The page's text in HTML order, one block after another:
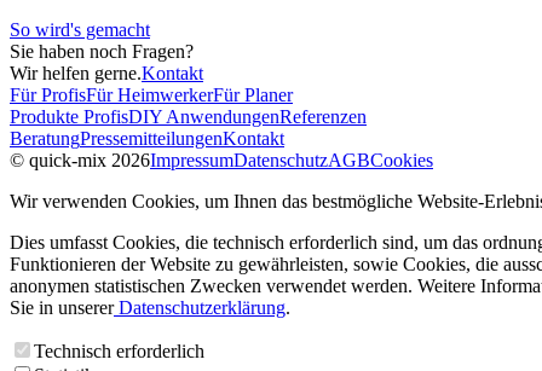
So wird's gemacht
Sie haben noch Fragen?
Wir helfen gerne.Kontakt
Für ProfisFür HeimwerkerFür Planer
Produkte ProfisDIY AnwendungenReferenzen
BeratungPressemitteilungenKontakt
© quick-mix 2026ImpressumDatenschutzAGBCookies
Wir verwenden Cookies, um Ihnen das bestmögliche Website-
Dies umfasst Cookies, die technisch erforderlich sind, um das
Funktionieren der Website zu gewährleisten, sowie Cookies, die
anonymen statistischen Zwecken verwendet werden. Weitere
Sie in unsererDatenschutzerklärung.
Technisch erforderlich